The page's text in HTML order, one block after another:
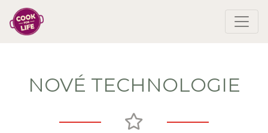
NOVÉ TECHNOLOGIE